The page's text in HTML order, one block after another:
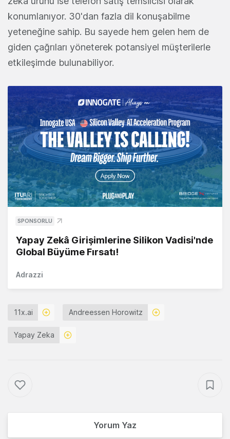
konumlanıyor. 30'dan fazla dil konuşabilme
yeteneğine sahip. Bu sayede hem gelen hem de
giden çağrıları yöneterek potansiyel müşterilerle
etkileşimde bulunabiliyor.
SPONSORLU
Yapay Zekâ Girişimlerine Silikon Vadisi'nde
Global Büyüme Fırsatı!
Adrazzi
11x.ai Andreessen Horowitz
Yapay Zeka
Yorum Yaz